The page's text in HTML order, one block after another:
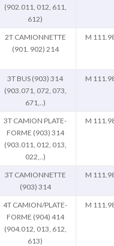
(902.011, 012, 611,
612)
2T CAMIONNETTE
(901. 902) 214
M
3T BUS (903) 314
(903.071, 072, 073,
671,..)
M
3T CAMION PLATE-
FORME (903) 314
(903.011, 012, 013,
022,..)
M
3T CAMIONNETTE
(903) 314
M
4T CAMION/PLATE-
FORME (904) 414
(904.012, 013, 612,
613)
M